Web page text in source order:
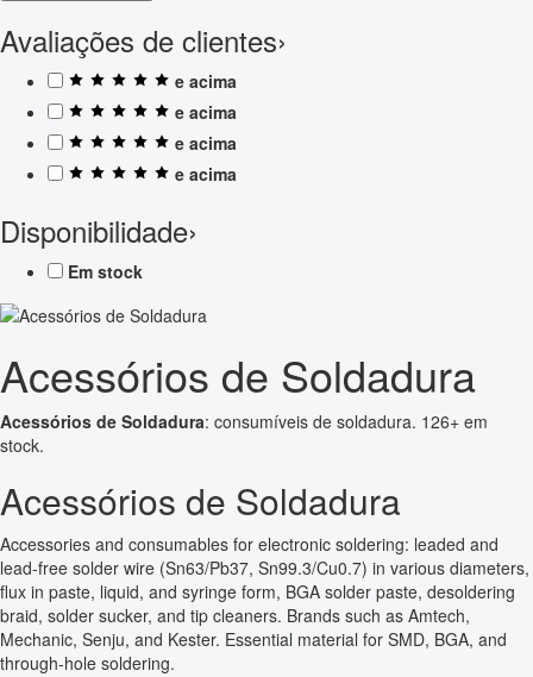
Avaliações de clientes›
e acima
e acima
e acima
e acima
Disponibilidade›
Em stock
Acessórios de Soldadura
Acessórios de Soldadura: consumíveis de soldadura. 126+ em
stock.
Acessórios de Soldadura
Accessories and consumables for electronic soldering: leaded and
lead-free solder wire (Sn63/Pb37, Sn99.3/Cu0.7) in various diameters,
flux in paste, liquid, and syringe form, BGA solder paste, desoldering
braid, solder sucker, and tip cleaners. Brands such as Amtech,
Mechanic, Senju, and Kester. Essential material for SMD, BGA, and
through-hole soldering.